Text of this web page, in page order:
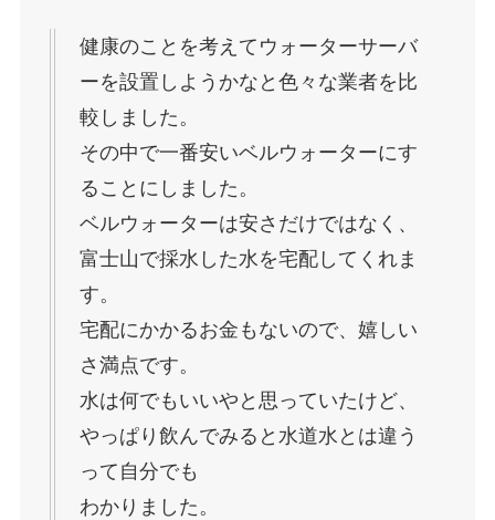
健康のことを考えてウォーターサーバ
ーを設置しようかなと色々な業者を比
較しました。
その中で一番安いベルウォーターにす
ることにしました。
ベルウォーターは安さだけではなく、
富士山で採水した水を宅配してくれま
す。
宅配にかかるお金もないので、嬉しい
さ満点です。
水は何でもいいやと思っていたけど、
やっぱり飲んでみると水道水とは違う
って自分でも
わかりました。